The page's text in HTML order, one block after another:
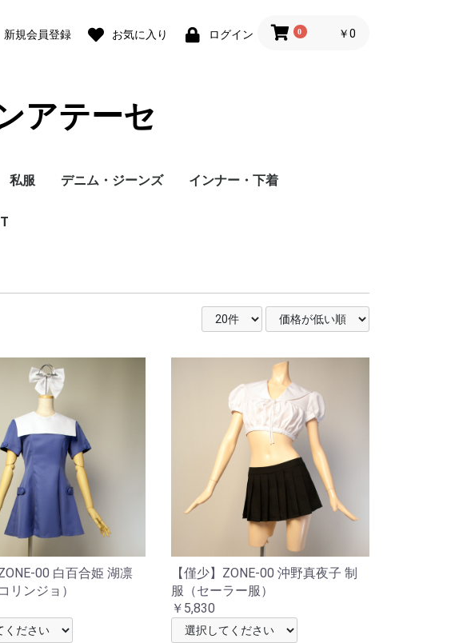
新規会員登録 お気に入り ログイン 0 ￥0
アテーセ
私服 デニム・ジーンズ インナー・下着
00 白百合姫 湖凛
リンジョ）
【僅少】ZONE-00 沖野真夜子 制
服（セーラー服）
￥5,830